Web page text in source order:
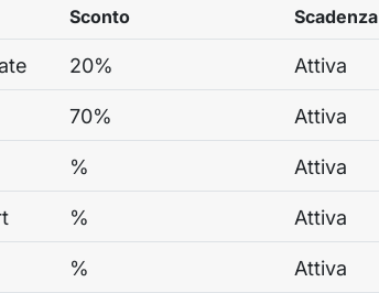
Sconto Scadenza
20% Attiva
70% Attiva
% Attiva
% Attiva
% Attiva